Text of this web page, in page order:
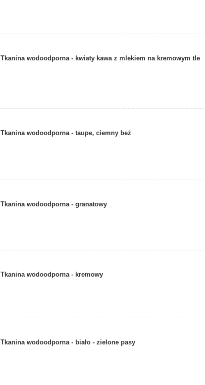
Tkanina wodoodporna - kwiaty kawa z mlekiem na kremowym tle
Tkanina wodoodporna - taupe, ciemny beż
Tkanina wodoodporna - granatowy
Tkanina wodoodporna - kremowy
Tkanina wodoodporna - biało - zielone pasy